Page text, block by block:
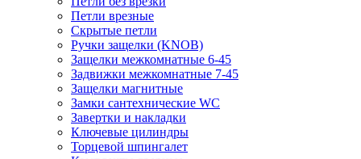
Петли врезные
Скрытые петли
Ручки защелки (KNOB)
Защелки межкомнатные 6-45
Задвижки межкомнатные 7-45
Защелки магнитные
Замки сантехнические WC
Завертки и накладки
Ключевые цилиндры
Торцевой шпингалет